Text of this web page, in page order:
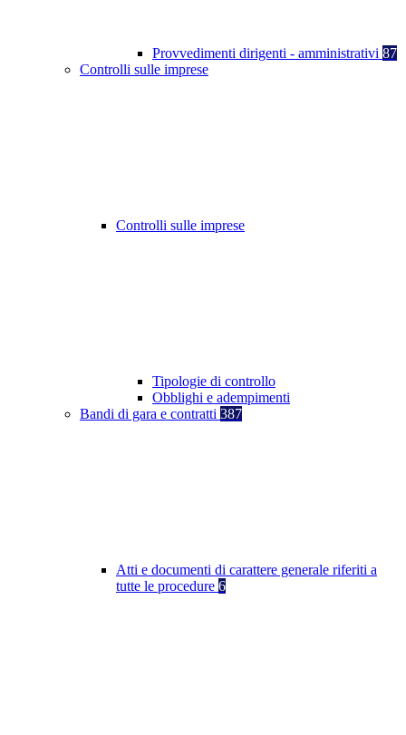
Provvedimenti dirigenti - amministrativi 87
Controlli sulle imprese
Controlli sulle imprese
Tipologie di controllo
Obblighi e adempimenti
Bandi di gara e contratti 387
Atti e documenti di carattere generale riferiti a
tutte le procedure 6